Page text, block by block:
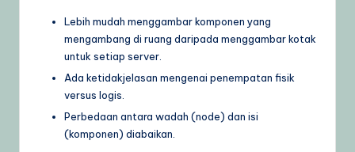
Lebih mudah menggambar komponen yang
mengambang di ruang daripada menggambar kotak
untuk setiap server.
Ada ketidakjelasan mengenai penempatan fisik
versus logis.
Perbedaan antara wadah (node) dan isi
(komponen) diabaikan.